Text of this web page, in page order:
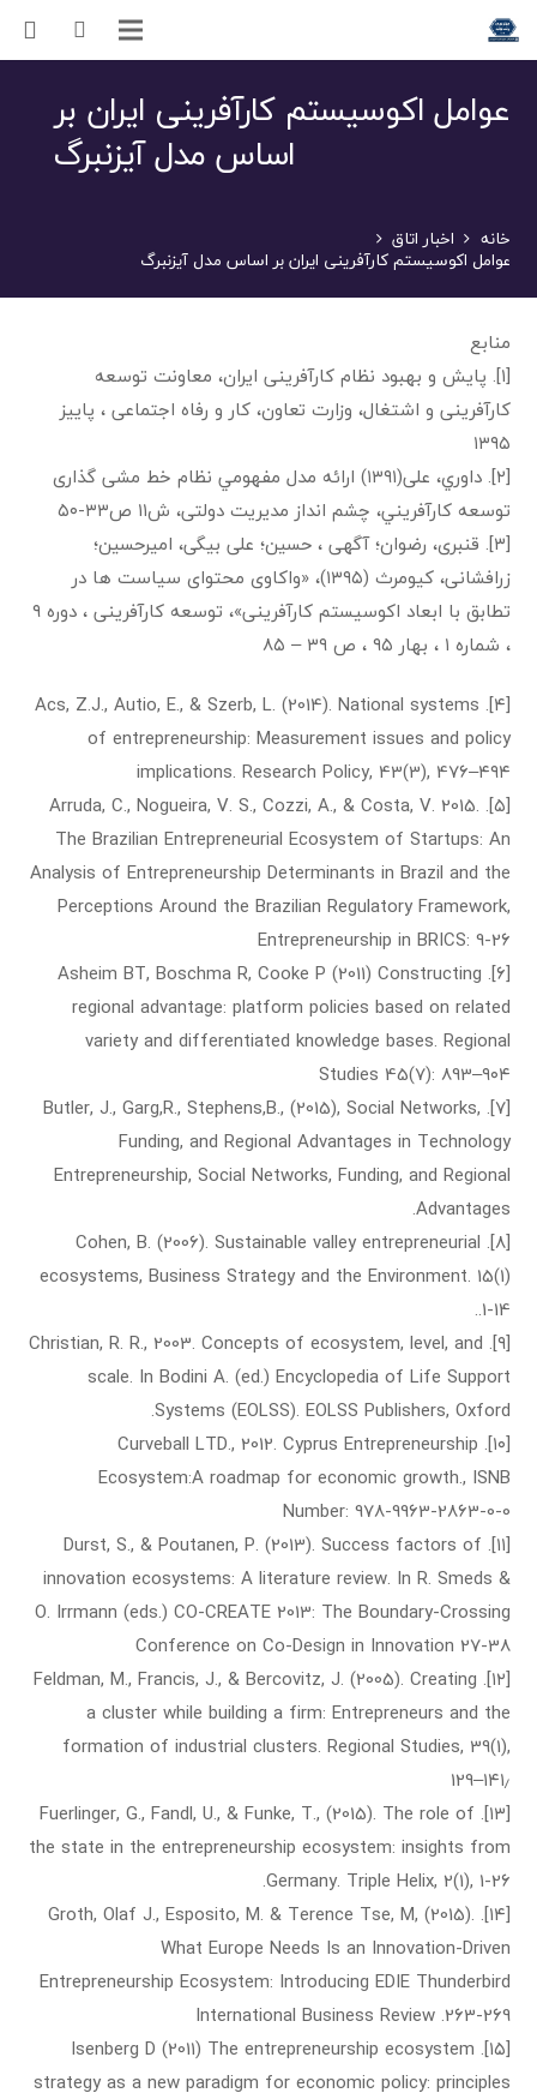
عوامل اکوسیستم کارآفرینی ایران بر
اساس مدل آیزنبرگ
خانه اخبار اتاق
عوامل اکوسیستم کارآفرینی ایران بر اساس مدل آیزنبرگ
منابع
[۱]. پایش و بهبود نظام کارآفرینی ایران، معاونت توسعه
کارآفرینی و اشتغال، وزارت تعاون، کار و رفاه اجتماعی ، پاییز
۱۳۹۵
[۲]. داوري، علی(۱۳۹۱) ارائه مدل مفهومي نظام خط مشی گذاری
توسعه کارآفریني، چشم انداز مدیریت دولتی، ش۱۱ ص۳۳-۵۰
[۳]. قنبری، رضوان؛ آگهی ، حسین؛ علی بیگی، امیرحسین؛
زرافشانی، کیومرث (۱۳۹۵)، «واکاوی محتوای سیاست ها در
تطابق با ابعاد اکوسیستم کارآفرینی»، توسعه کارآفرینی ، دوره ۹
، شماره ۱ ، بهار ۹۵ ، ص ۳۹ – ۸۵
[۴]. Acs, Z.J., Autio, E., & Szerb, L. (2014). National systems
of entrepreneurship: Measurement issues and policy
implications. Research Policy, 43(3), 476–۴۹۴
[۵]. Arruda, C., Nogueira, V. S., Cozzi, A., & Costa, V. 2015.
The Brazilian Entrepreneurial Ecosystem of Startups: An
Analysis of Entrepreneurship Determinants in Brazil and the
Perceptions Around the Brazilian Regulatory Framework,
Entrepreneurship in BRICS: 9-26
[۶]. Asheim BT, Boschma R, Cooke P (2011) Constructing
regional advantage: platform policies based on related
variety and differentiated knowledge bases. Regional
Studies 45(7): 893–۹۰۴
[۷]. Butler, J., Garg,R., Stephens,B., (2015), Social Networks,
Funding, and Regional Advantages in Technology
Entrepreneurship, Social Networks, Funding, and Regional
Advantages.
[۸]. Cohen, B. (2006). Sustainable valley entrepreneurial
ecosystems, Business Strategy and the Environment. 15(1)
.1-14.
[۹]. Christian, R. R., 2003. Concepts of ecosystem, level, and
scale. In Bodini A. (ed.) Encyclopedia of Life Support
Systems (EOLSS). EOLSS Publishers, Oxford.
[۱۰]. Curveball LTD., 2012. Cyprus Entrepreneurship
Ecosystem:A roadmap for economic growth., ISNB
Number: 978-9963-2863-0-0
[۱۱]. Durst, S., & Poutanen, P. (2013). Success factors of
innovation ecosystems: A literature review. In R. Smeds &
O. Irrmann (eds.) CO-CREATE 2013: The Boundary-Crossing
Conference on Co-Design in Innovation 27-38
[۱۲]. Feldman, M., Francis, J., & Bercovitz, J. (2005). Creating
a cluster while building a firm: Entrepreneurs and the
formation of industrial clusters. Regional Studies, 39(1),
129–۱۴۱٫
[۱۳]. Fuerlinger, G., Fandl, U., & Funke, T., (2015). The role of
the state in the entrepreneurship ecosystem: insights from
Germany. Triple Helix, 2(1), 1-26.
[۱۴]. Groth, Olaf J., Esposito, M. & Terence Tse, M, (2015).
What Europe Needs Is an Innovation-Driven
Entrepreneurship Ecosystem: Introducing EDIE Thunderbird
International Business Review .263-269
[۱۵]. Isenberg D (2011) The entrepreneurship ecosystem
strategy as a new paradigm for economic policy: principles